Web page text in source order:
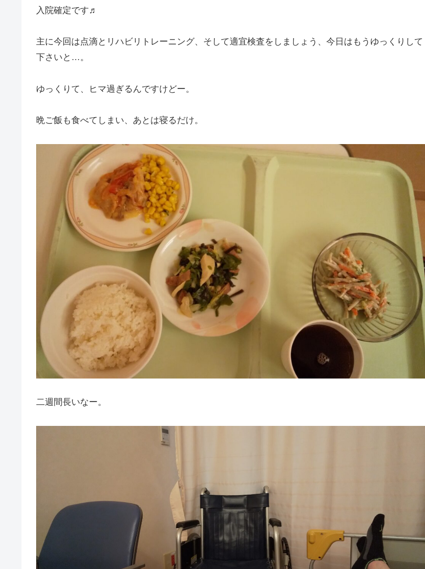
入院確定です♬
主に今回は点滴とリハビリトレーニング、そして適宜検査をしましょう、今日はもうゆっくりして
下さいと…。
ゆっくりて、ヒマ過ぎるんですけどー。
晩ご飯も食べてしまい、あとは寝るだけ。
二週間長いなー。